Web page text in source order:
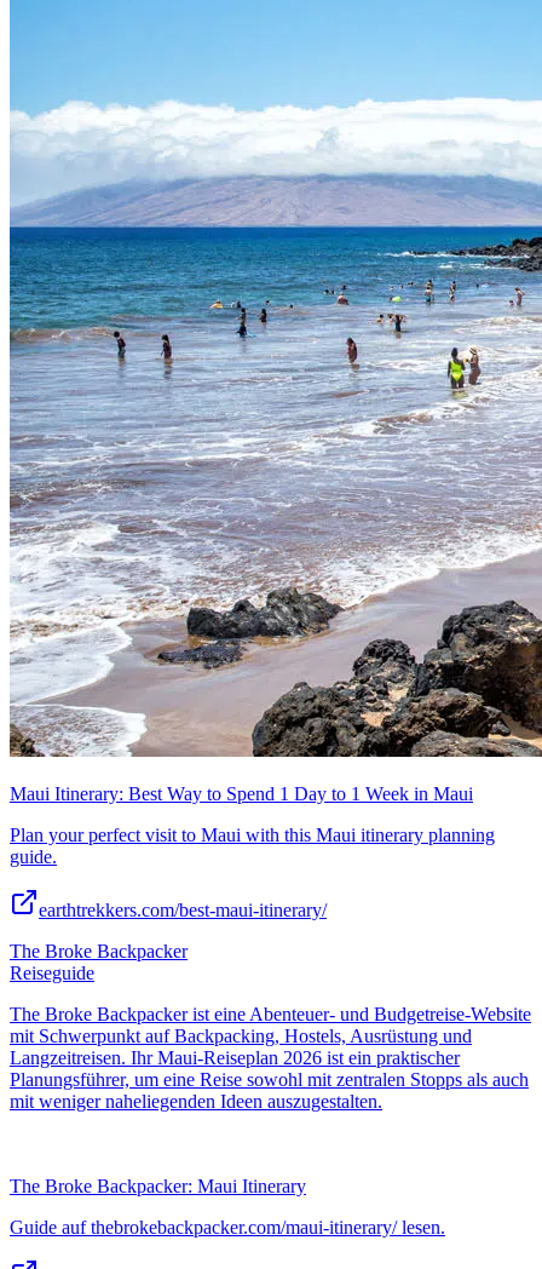
Maui Itinerary: Best Way to Spend 1 Day to 1 Week in Maui
Plan your perfect visit to Maui with this Maui itinerary planning
guide.
earthtrekkers.com/best-maui-itinerary/
The Broke Backpacker
Reiseguide
The Broke Backpacker ist eine Abenteuer- und Budgetreise-Website
mit Schwerpunkt auf Backpacking, Hostels, Ausrüstung und
Langzeitreisen. Ihr Maui-Reiseplan 2026 ist ein praktischer
Planungsführer, um eine Reise sowohl mit zentralen Stopps als auch
mit weniger naheliegenden Ideen auszugestalten.
The Broke Backpacker: Maui Itinerary
Guide auf thebrokebackpacker.com/maui-itinerary/ lesen.